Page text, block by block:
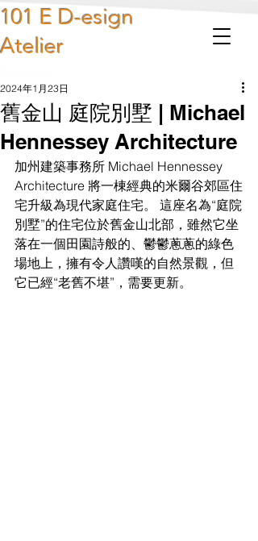
101 E D-esign
Atelier
舊金山 庭院別墅 | Michael
Hennessey Architecture
2024年1月23日
加州建築事務所 Michael Hennessey
Architecture 將一棟經典的米爾谷郊區住
宅升級為現代家庭住宅。 這座名為“庭院
別墅”的住宅位於舊金山北部，雖然它坐
落在一個田園詩般的、鬱鬱蔥蔥的綠色
場地上，擁有令人讚嘆的自然景觀，但
它已經“老舊不堪”，需要更新。